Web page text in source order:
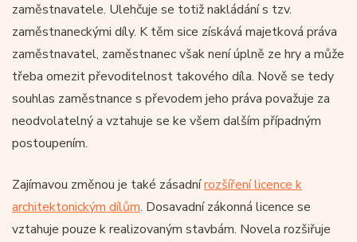
zaměstnavatele. Ulehčuje se totiž nakládání s tzv.
zaměstnaneckými díly. K těm sice získává majetková práva
zaměstnavatel, zaměstnanec však není úplně ze hry a může
třeba omezit převoditelnost takového díla. Nově se tedy
souhlas zaměstnance s převodem jeho práva považuje za
neodvolatelný a vztahuje se ke všem dalším případným
postoupením.
Zajímavou změnou je také zásadnírozšíření licence k
architektonickým dílům. Dosavadní zákonná licence se
vztahuje pouze k realizovaným stavbám. Novela rozšiřuje